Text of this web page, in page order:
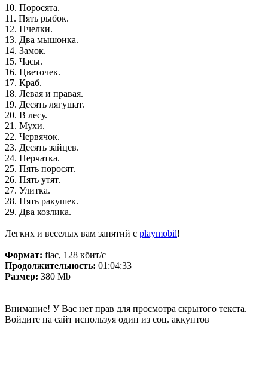
10. Поросята.
11. Пять рыбок.
12. Пчелки.
13. Два мышонка.
14. Замок.
15. Часы.
16. Цветочек.
17. Краб.
18. Левая и правая.
19. Десять лягушат.
20. В лесу.
21. Мухи.
22. Червячок.
23. Десять зайцев.
24. Перчатка.
25. Пять поросят.
26. Пять утят.
27. Улитка.
28. Пять ракушек.
29. Два козлика.
Легких и веселых вам занятий с playmobil!
Формат: flac, 128 кбит/с
Продолжительность: 01:04:33
Размер: 380 Mb
Внимание! У Вас нет прав для просмотра скрытого текста.
Войдите на сайт используя один из соц. аккунтов